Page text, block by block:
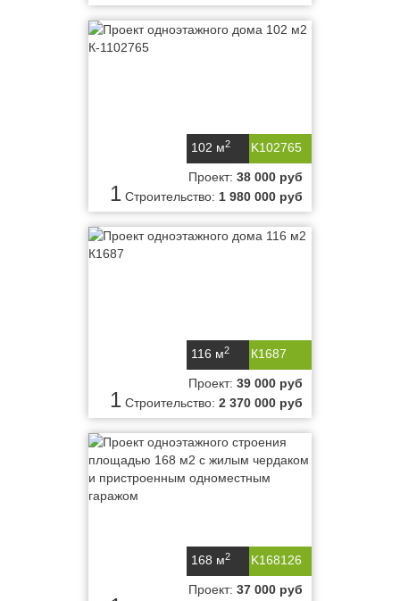
K102765
102 м2
1
Проект: 38 000 руб
Строительство: 1 980 000 руб
К1687
116 м2
1
Проект: 39 000 руб
Строительство: 2 370 000 руб
K168126
168 м2
Проект: 37 000 руб